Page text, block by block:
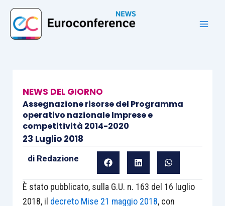
contenuto
NEWS DEL GIORNO
Assegnazione risorse del Programma
operativo nazionale Imprese e
competitività 2014-2020
23 Luglio 2018
di Redazione
È stato pubblicato, sulla G.U. n. 163 del 16 luglio
2018, il decreto Mise 21 maggio 2018, con